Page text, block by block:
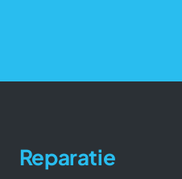
Reparatie